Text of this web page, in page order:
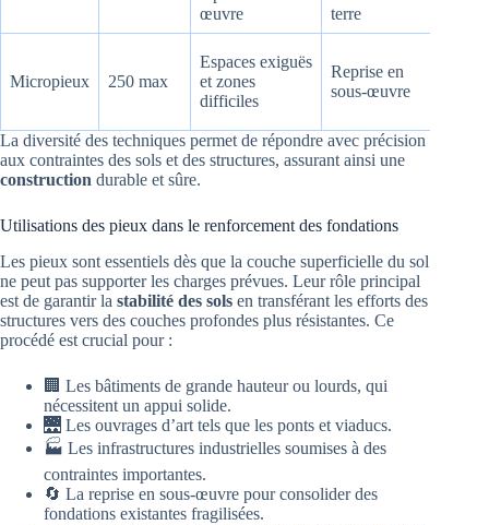
œuvre
terre
Micropieux 250 max
Espaces exiguës
et zones
difficiles
Reprise en
sous-œuvre
La diversité des techniques permet de répondre avec précision
aux contraintes des sols et des structures, assurant ainsi une
construction durable et sûre.
Utilisations des pieux dans le renforcement des fondations
Les pieux sont essentiels dès que la couche superficielle du sol
ne peut pas supporter les charges prévues. Leur rôle principal
est de garantir la stabilité des sols en transférant les efforts des
structures vers des couches profondes plus résistantes. Ce
procédé est crucial pour :
🏢 Les bâtiments de grande hauteur ou lourds, qui
nécessitent un appui solide.
🌉 Les ouvrages d’art tels que les ponts et viaducs.
🏭 Les infrastructures industrielles soumises à des
contraintes importantes.
🔄 La reprise en sous-œuvre pour consolider des
fondations existantes fragilisées.